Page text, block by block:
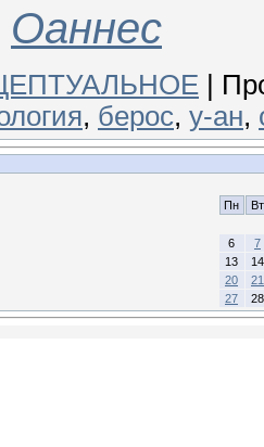
Оаннес
, берос, у-ан,
Пн Вт
6
7
13
14
20
21
27
28